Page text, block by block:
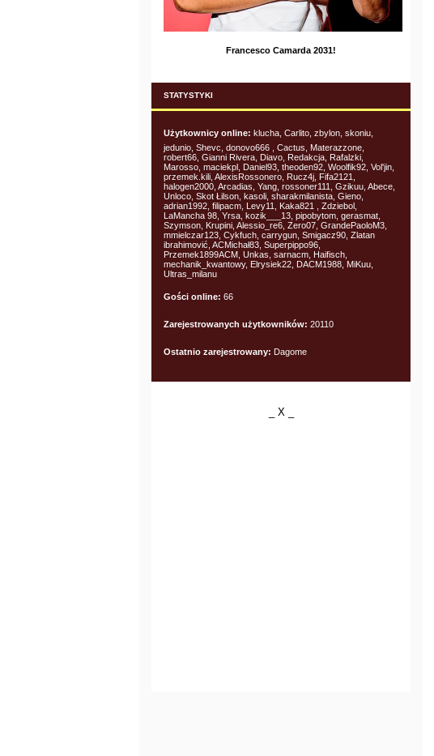
Francesco Camarda 2031!
STATYSTYKI
Użytkownicy online: klucha, Carlito, zbylon, skoniu,
jedunio, Shevc, donovo666 , Cactus, Materazzone,
robert66, Gianni Rivera, Diavo, Redakcja, Rafalzki,
Marosso, maciekpl, Daniel93, theoden92, Woolfik92, Vol'jin,
przemek.kili, AlexisRossonero, Rucz4j, Fifa2121,
halogen2000, Arcadias, Yang, rossoner111, Gzikuu, Abece,
Unloco, Skot Łilson, kasoli, sharakmilanista, Gieno,
adrian1992, filipacm, Levy11, Kaka821 , Zdziebol,
LaMancha 98, Yrsa, kozik___13, pipobytom, gerasmat,
Szymson, Krupini, Alessio_re6, Zero07, GrandePaoloM3,
mmielczar123, Cykfuch, carrygun, Smigacz90, Zlatan
ibrahimović, ACMichał83, Superpippo96,
Przemek1899ACM, Unkas, sarnacm, Haifisch,
mechanik_kwantowy, Elrysiek22, DACM1988, MiKuu,
Ultras_milanu
Gości online: 66
Zarejestrowanych użytkowników: 20110
Ostatnio zarejestrowany: Dagome
_ X _